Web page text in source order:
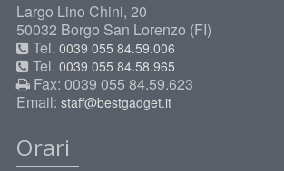
Largo Lino Chini, 20
50032 Borgo San Lorenzo (FI)
Tel. 0039 055 84.59.006
Tel. 0039 055 84.58.965
Fax: 0039 055 84.59.623
Email: staff@bestgadget.it
Orari